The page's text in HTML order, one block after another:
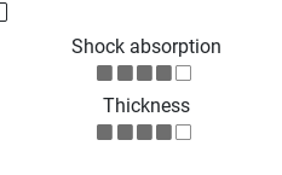
Shock absorption
Thickness